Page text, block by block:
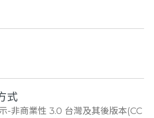
式
-非商業性 3.0 台灣及其後版本(CC